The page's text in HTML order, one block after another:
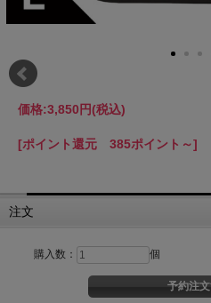
価格:3,850円(税込)
[ポイント還元 385ポイント～]
注文
購入数： 個